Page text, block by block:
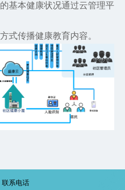
基本健康状况通过云管理平
式传播健康教育内容。
联系电话